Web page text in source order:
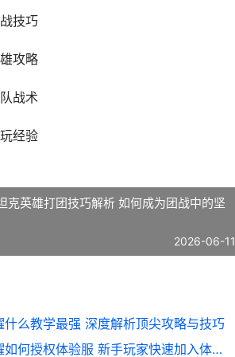
技巧
攻略
战术
经验
克英雄打团技巧解析 如何成为团战中的坚
2026-06-11
什么教学最强 深度解析顶尖攻略与技巧
王者荣耀如何授权体验服 新手玩家快速加入体验服的详细指南